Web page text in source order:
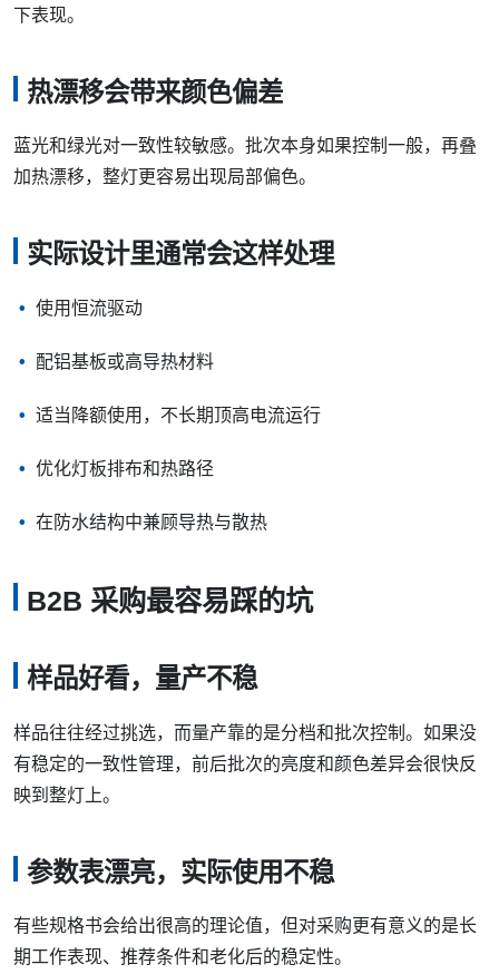
下表现。
热漂移会带来颜色偏差
蓝光和绿光对一致性较敏感。批次本身如果控制一般，再叠
加热漂移，整灯更容易出现局部偏色。
实际设计里通常会这样处理
使用恒流驱动
配铝基板或高导热材料
适当降额使用，不长期顶高电流运行
优化灯板排布和热路径
在防水结构中兼顾导热与散热
B2B 采购最容易踩的坑
样品好看，量产不稳
样品往往经过挑选，而量产靠的是分档和批次控制。如果没
有稳定的一致性管理，前后批次的亮度和颜色差异会很快反
映到整灯上。
参数表漂亮，实际使用不稳
有些规格书会给出很高的理论值，但对采购更有意义的是长
期工作表现、推荐条件和老化后的稳定性。